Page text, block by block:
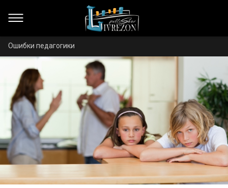
Ошибки педагогики